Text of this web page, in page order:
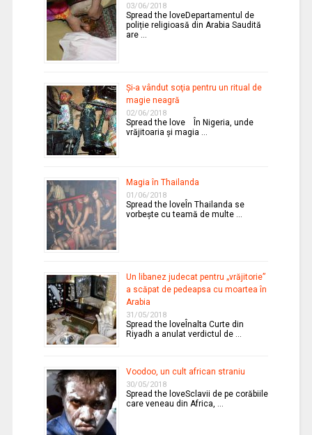
03/06/2018
Spread the loveDepartamentul de
poliție religioasă din Arabia Saudită
are …
Şi-a vândut soţia pentru un ritual de
magie neagră
02/06/2018
Spread the love În Nigeria, unde
vrăjitoaria şi magia …
Magia în Thailanda
01/06/2018
Spread the loveÎn Thailanda se
vorbeşte cu teamă de multe …
Un libanez judecat pentru „vrăjitorie”
a scăpat de pedeapsa cu moartea în
Arabia
31/05/2018
Spread the loveÎnalta Curte din
Riyadh a anulat verdictul de …
Voodoo, un cult african straniu
30/05/2018
Spread the loveSclavii de pe corăbiile
care veneau din Africa, …